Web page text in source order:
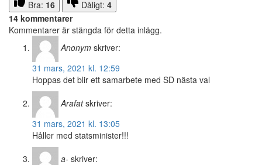
Bra: 16 Dåligt: 4
14 kommentarer
Kommentarer är stängda för detta inlägg.
Anonym skriver:
31 mars, 2021 kl. 12:59
Hoppas det blir ett samarbete med SD nästa val
Arafat skriver:
31 mars, 2021 kl. 13:05
Håller med statsminister!!!
a- skriver: